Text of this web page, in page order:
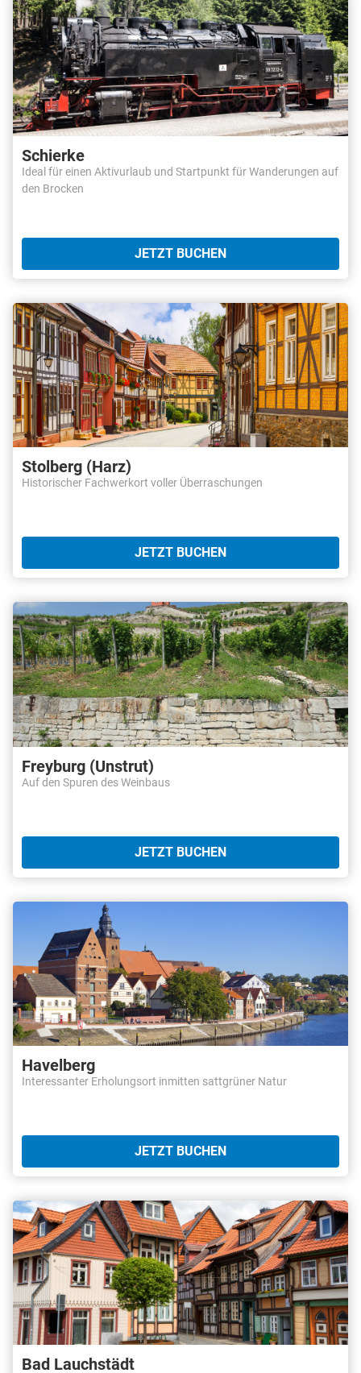
Schierke
Ideal für einen Aktivurlaub und Startpunkt für Wanderungen auf
den Brocken
JETZT BUCHEN
Stolberg (Harz)
Historischer Fachwerkort voller Überraschungen
JETZT BUCHEN
Freyburg (Unstrut)
Auf den Spuren des Weinbaus
JETZT BUCHEN
Havelberg
Interessanter Erholungsort inmitten sattgrüner Natur
JETZT BUCHEN
Bad Lauchstädt